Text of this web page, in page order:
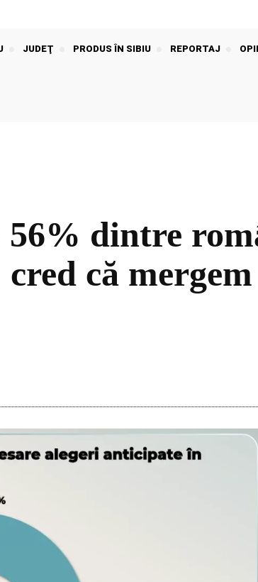
JUDEŢ PRODUS ÎN SIBIU REPORTAJ
dintre
că